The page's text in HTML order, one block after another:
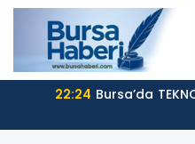
22:24 Bursa’da